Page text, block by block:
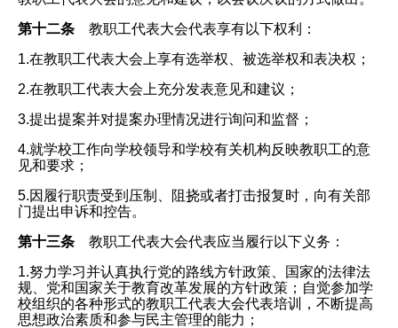
第十二条 教职工代表大会代表享有以下权利：
1.在教职工代表大会上享有选举权、被选举权和表决权；
2.在教职工代表大会上充分发表意见和建议；
3.提出提案并对提案办理情况进行询问和监督；
4.就学校工作向学校领导和学校有关机构反映教职工的意
见和要求；
5.因履行职责受到压制、阻挠或者打击报复时，向有关部
门提出申诉和控告。
第十三条 教职工代表大会代表应当履行以下义务：
1.努力学习并认真执行党的路线方针政策、国家的法律法
规、党和国家关于教育改革发展的方针政策；自觉参加学
校组织的各种形式的教职工代表大会代表培训，不断提高
思想政治素质和参与民主管理的能力；